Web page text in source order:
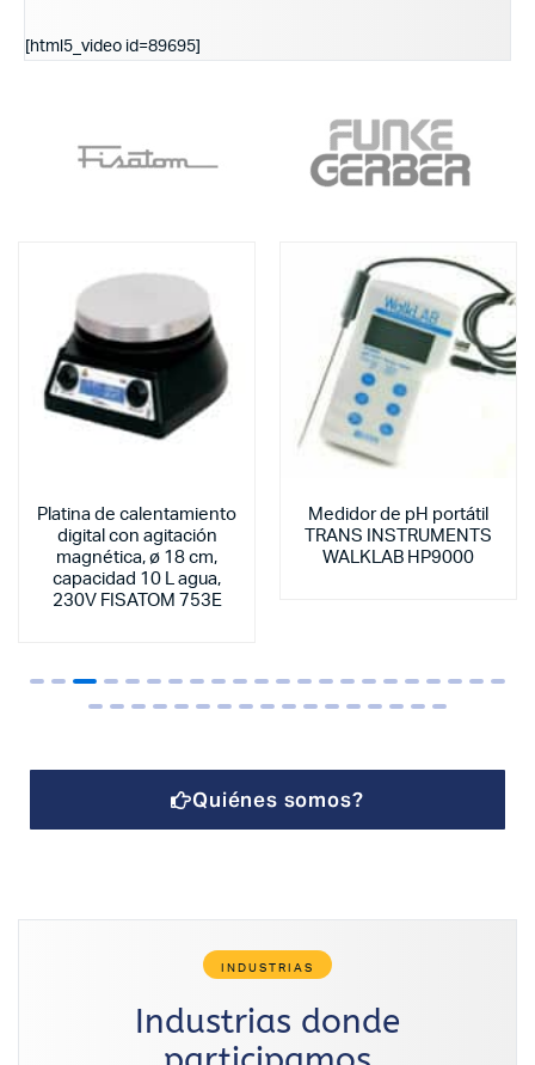
[html5_video id=89695]
Platina de calentamiento
digital con agitación
magnética, ø 18 cm,
capacidad 10 L agua,
230V FISATOM 753E
Medidor de pH portátil
TRANS INSTRUMENTS
WALKLAB HP9000
Quiénes somos?
INDUSTRIAS
Industrias donde